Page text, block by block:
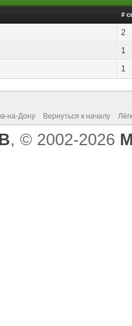
#
2
1
1
на-Дону Вернуться к началу
, © 2002-2026